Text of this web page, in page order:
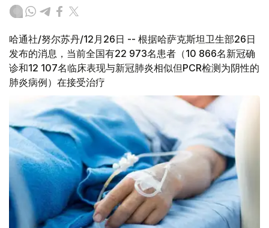
哈通社/努尔苏丹/12月26日 -- 根据哈萨克斯坦卫生部26日
发布的消息，当前全国有22 973名患者（10 866名新冠确
诊和12 107名临床表现与新冠肺炎相似但PCR检测为阴性的
肺炎病例）在接受治疗